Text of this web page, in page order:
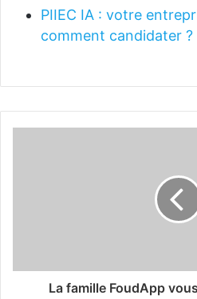
PIIEC IA : votre
comment candidater ?
La famille FoudApp